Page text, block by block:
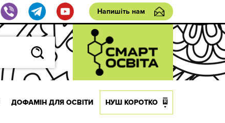
Напишіть нам
ДОФАМІН ДЛЯ ОСВІТИ НУШ КОРОТКО